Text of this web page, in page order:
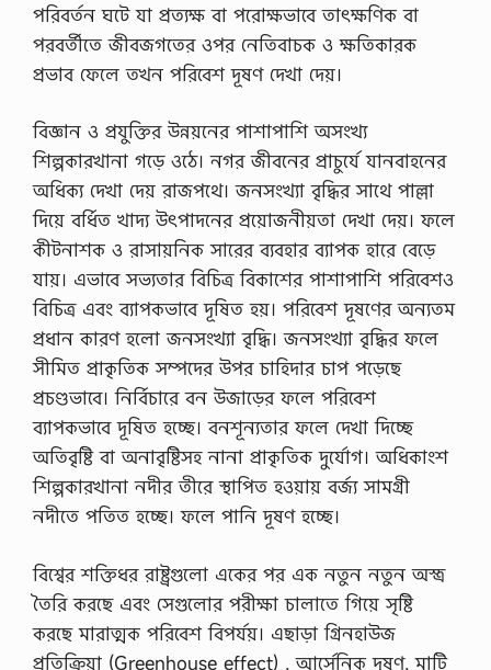
পরিবর্তন ঘটে যা প্রত্যক্ষ বা পরােক্ষভাবে তাৎক্ষণিক বা
পরবর্তীতে জীবজগতের ওপর নেতিবাচক ও ক্ষতিকারক
প্রভাব ফেলে তখন পরিবেশ দূষণ দেখা দেয়।
বিজ্ঞান ও প্রযুক্তির উন্নয়নের পাশাপাশি অসংখ্য
শিল্পকারখানা গড়ে ওঠে। নগর জীবনের প্রাচুর্যে যানবাহনের
অধিক্য দেখা দেয় রাজপথে। জনসংখ্যা বৃদ্ধির সাথে পাল্লা
দিয়ে বর্ধিত খাদ্য উৎপাদনের প্রয়ােজনীয়তা দেখা দেয়। ফলে
কীটনাশক ও রাসায়নিক সারের ব্যবহার ব্যাপক হারে বেড়ে
যায়। এভাবে সভ্যতার বিচিত্র বিকাশের পাশাপাশি পরিবেশও
বিচিত্র এবং ব্যাপকভাবে দূষিত হয়। পরিবেশ দূষণের অন্যতম
প্রধান কারণ হলাে জনসংখ্যা বৃদ্ধি। জনসংখ্যা বৃদ্ধির ফলে
সীমিত প্রাকৃতিক সম্পদের উপর চাহিদার চাপ পড়েছে
প্রচণ্ডভাবে। নির্বিচারে বন উজাড়ের ফলে পরিবেশ
ব্যাপকভাবে দূষিত হচ্ছে। বনশূন্যতার ফলে দেখা দিচ্ছে
অতিবৃষ্টি বা অনাবৃষ্টিসহ নানা প্রাকৃতিক দুর্যোগ। অধিকাংশ
শিল্পকারখানা নদীর তীরে স্থাপিত হওয়ায় বর্জ্য সামগ্রী
নদীতে পতিত হচ্ছে। ফলে পানি দূষণ হচ্ছে।
বিশ্বের শক্তিধর রাষ্ট্রগুলাে একের পর এক নতুন নতুন অস্ত্র
তৈরি করছে এবং সেগুলাের পরীক্ষা চালাতে গিয়ে সৃষ্টি
করছে মারাত্মক পরিবেশ বিপর্যয়। এছাড়া গ্রিনহাউজ
প্রতিক্রিয়া (Greenhouse effect) , আর্সেনিক দূষণ, মাটি